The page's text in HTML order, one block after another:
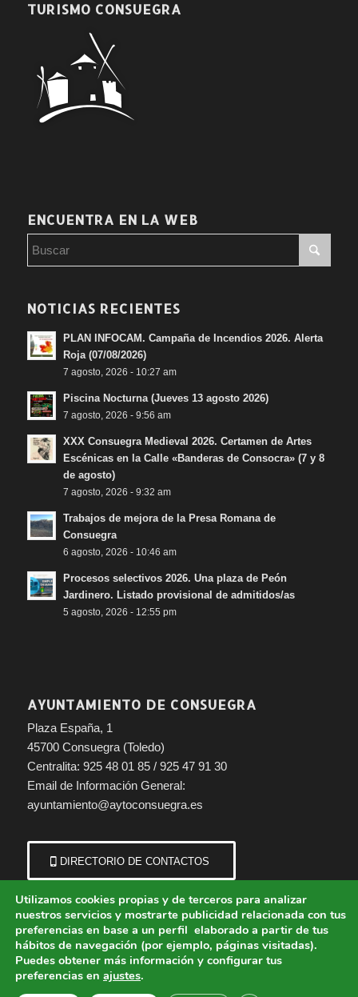
TURISMO CONSUEGRA
ENCUENTRA EN LA WEB
NOTICIAS RECIENTES
PLAN INFOCAM. Campaña de Incendios 2026. Alerta
Roja (07/08/2026)
7 agosto, 2026 - 10:27 am
Piscina Nocturna (Jueves 13 agosto 2026)
7 agosto, 2026 - 9:56 am
XXX Consuegra Medieval 2026. Certamen de Artes
Escénicas en la Calle «Banderas de Consocra» (7 y 8
de agosto)
7 agosto, 2026 - 9:32 am
Trabajos de mejora de la Presa Romana de
Consuegra
6 agosto, 2026 - 10:46 am
Procesos selectivos 2026. Una plaza de Peón
Jardinero. Listado provisional de admitidos/as
5 agosto, 2026 - 12:55 pm
AYUNTAMIENTO DE CONSUEGRA
Plaza España, 1
45700 Consuegra (Toledo)
Centralita: 925 48 01 85 / 925 47 91 30
Email de Información General:
ayuntamiento@aytoconsuegra.es
DIRECTORIO DE CONTACTOS
© Copyright - Ayuntamiento de Consuegra (Toledo) | Portal municipal.
Utilizamos cookies propias y de terceros para analizar
nuestros servicios y mostrarte publicidad relacionada con tus
preferencias en base a un perfil elaborado a partir de tus
hábitos de navegación (por ejemplo, páginas visitadas).
Puedes obtener más información y configurar tus
preferencias en ajustes.